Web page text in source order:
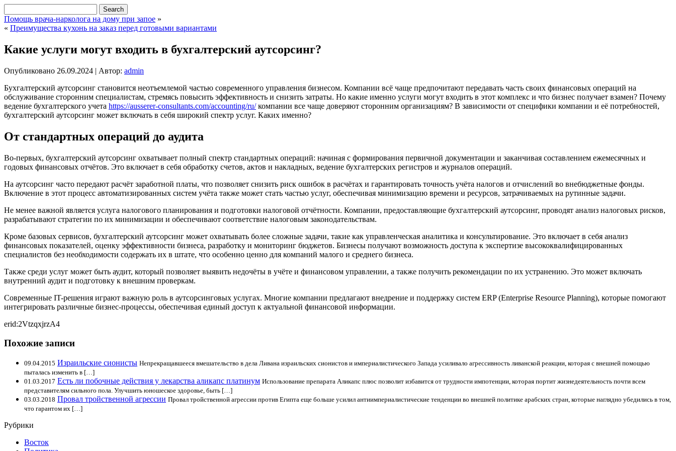
Помощь врача-нарколога на дому при запое »
« Преимущества кухонь на заказ перед готовыми вариантами
Какие услуги могут входить в бухгалтерский аутсорсинг?
Опубликовано 26.09.2024 | Автор: admin
Бухгалтерский аутсорсинг становится неотъемлемой частью современного управления бизнесом. Компании всё чаще предпочитают передавать часть своих финансовых операций на
обслуживание сторонним специалистам, стремясь повысить эффективность и снизить затраты. Но какие именно услуги могут входить в этот комплекс и что бизнес получает взамен? Почему
ведение бухгалтерского учета https://ausserer-consultants.com/accounting/ru/компании все чаще доверяют сторонним организациям? В зависимости от специфики компании и её потребностей,
бухгалтерский аутсорсинг может включать в себя широкий спектр услуг. Каких именно?
От стандартных операций до аудита
Во-первых, бухгалтерский аутсорсинг охватывает полный спектр стандартных операций: начиная с формирования первичной документации и заканчивая составлением ежемесячных и
годовых финансовых отчётов. Это включает в себя обработку счетов, актов и накладных, ведение бухгалтерских регистров и журналов операций.
На аутсорсинг часто передают расчёт заработной платы, что позволяет снизить риск ошибок в расчётах и гарантировать точность учёта налогов и отчислений во внебюджетные фонды.
Включение в этот процесс автоматизированных систем учёта также может стать частью услуг, обеспечивая минимизацию времени и ресурсов, затрачиваемых на рутинные задачи.
Не менее важной является услуга налогового планирования и подготовки налоговой отчётности. Компании, предоставляющие бухгалтерский аутсорсинг, проводят анализ налоговых рисков,
разрабатывают стратегии по их минимизации и обеспечивают соответствие налоговым законодательствам.
Кроме базовых сервисов, бухгалтерский аутсорсинг может охватывать более сложные задачи, такие как управленческая аналитика и консультирование. Это включает в себя анализ
финансовых показателей, оценку эффективности бизнеса, разработку и мониторинг бюджетов. Бизнесы получают возможность доступа к экспертизе высококвалифицированных
специалистов без необходимости содержать их в штате, что особенно ценно для компаний малого и среднего бизнеса.
Также среди услуг может быть аудит, который позволяет выявить недочёты в учёте и финансовом управлении, а также получить рекомендации по их устранению. Это может включать
внутренний аудит и подготовку к внешним проверкам.
Современные IT-решения играют важную роль в аутсорсинговых услугах. Многие компании предлагают внедрение и поддержку систем ERP (Enterprise Resource Planning), которые помогают
интегрировать различные бизнес-процессы, обеспечивая единый доступ к актуальной финансовой информации.
erid:2VtzqxjrzA4
Похожие записи
09.04.2015 Израильские сионисты Непрекращавшееся вмешательство в дела Ливана израильских сионистов и империалистического Запада усиливало агрессивность ливанской реакции, которая с внешней помощью
пыталась изменить в […]
01.03.2017 Есть ли побочные действия у лекарства аликапс платинум Использование препарата Аликапс плюс позволит избавится от трудности импотенции, которая портит жизнедеятельность почти всем
представителям сильного пола. Улучшить юношеское здоровье, быть […]
03.03.2018 Провал тройственной агрессии Провал тройственной агрессии против Египта еще больше усилил антиимпериалистические тенденции во внешней политике арабских стран, которые наглядно убедились в том,
что гарантом их […]
Рубрики
Восток